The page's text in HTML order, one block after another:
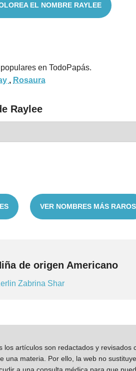
EL NOMBRE RAYLEE
en TodoPapás.
, Rosaura
Raylee
VER NOMBRES MÁS RAROS
de origen Americano
Zabrina Shar
artículos son redactados y revisados
materia. Por ello, la web no